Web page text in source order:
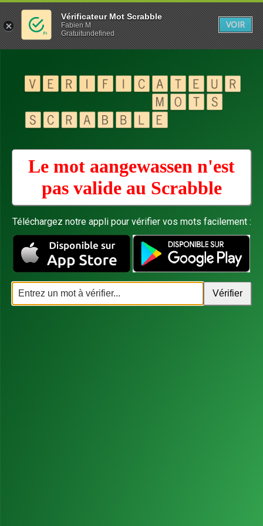
Le mot aangewassen n'est
pas valide au Scrabble
Téléchargez notre appli pour vérifier vos mots facilement :
Vérificateur Mot Scrabble
Fabien M
Gratuitundefined
VOIR